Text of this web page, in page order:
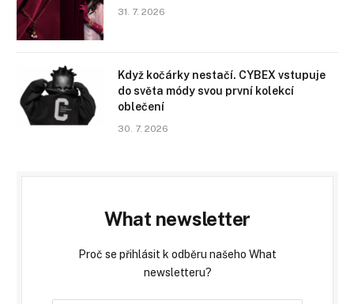
31. 7. 2026
Když kočárky nestačí. CYBEX vstupuje
do světa módy svou první kolekcí
oblečení
30. 7. 2026
What newsletter
Proč se přihlásit k odběru našeho What
newsletteru?